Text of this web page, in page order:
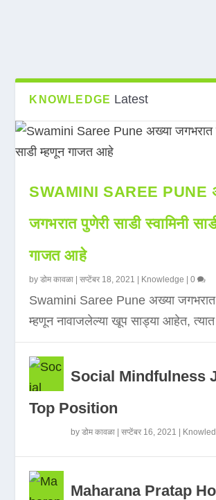
KNOWLEDGE Latest
SWAMINI SAREE PUNE
जगभरात पुणेरी साडी स्वामिनी
गाजत आहे
byडोम कावळा |सप्टेंबर 18, 2021 Knowledge |0
Swamini Saree Pune अख्या जगभरात
म्हणून नावाजलेल्या खूप साड्या आहेत,
Social Mindfulness
Top Position
byडोम कावळा |सप्टेंबर 16, 2021
Maharana Pratap